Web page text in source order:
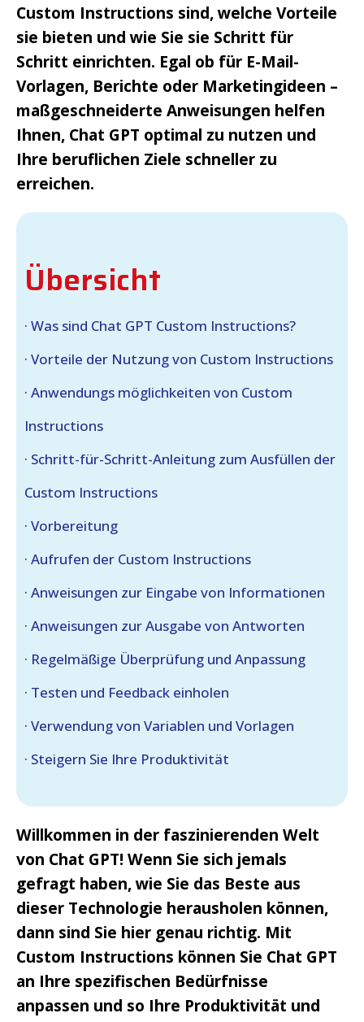
Custom Instructions sind, welche Vorteile
sie bieten und wie Sie sie Schritt für
Schritt einrichten. Egal ob für E-Mail-
Vorlagen, Berichte oder Marketingideen –
maßgeschneiderte Anweisungen helfen
Ihnen, Chat GPT optimal zu nutzen und
Ihre beruflichen Ziele schneller zu
erreichen.
Übersicht
· Was sind Chat GPT Custom Instructions?
· Vorteile der Nutzung von Custom Instructions
· Anwendungs­ möglichkeiten von Custom
Instructions
· Schritt-für-Schritt-Anleitung zum Ausfüllen der
Custom Instructions
· Vorbereitung
· Aufrufen der Custom Instructions
· Anweisungen zur Eingabe von Informationen
· Anweisungen zur Ausgabe von Antworten
· Regelmäßige Überprüfung und Anpassung
· Testen und Feedback einholen
· Verwendung von Variablen und Vorlagen
· Steigern Sie Ihre Produktivität
Willkommen in der faszinierenden Welt
von Chat GPT! Wenn Sie sich jemals
gefragt haben, wie Sie das Beste aus
dieser Technologie herausholen können,
dann sind Sie hier genau richtig. Mit
Custom Instructions können Sie Chat GPT
an Ihre spezifischen Bedürfnisse
anpassen und so Ihre Produktivität und